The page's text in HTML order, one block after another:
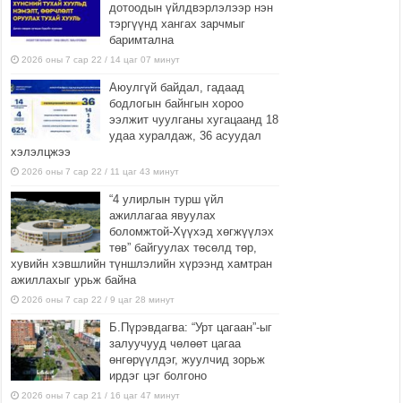
дотоодын үйлдвэрлэлээр нэн
тэргүүнд хангах зарчмыг
баримтална
2026 оны 7 сар 22 / 14 цаг 07 минут
Аюулгүй байдал, гадаад
бодлогын байнгын хороо
ээлжит чуулганы хугацаанд 18
удаа хуралдаж, 36 асуудал
хэлэлцжээ
2026 оны 7 сар 22 / 11 цаг 43 минут
“4 улирлын турш үйл
ажиллагаа явуулах
боломжтой-Хүүхэд хөгжүүлэх
төв” байгуулах төсөлд төр,
хувийн хэвшлийн түншлэлийн хүрээнд хамтран
ажиллахыг урьж байна
2026 оны 7 сар 22 / 9 цаг 28 минут
Б.Пүрэвдагва: “Урт цагаан”-ыг
залуучууд чөлөөт цагаа
өнгөрүүлдэг, жуулчид зорьж
ирдэг цэг болгоно
2026 оны 7 сар 21 / 16 цаг 47 минут